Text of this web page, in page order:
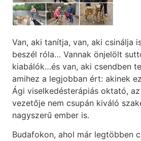
Van, aki tanítja, van, aki csinálja
beszél róla… Vannak önjelölt
kiabálók…és van, aki csendben
amihez a legjobban ért: akinek
Ági viselkedésterápiás oktató,
vezetője nem csupán kiváló
nagyszerű ember is.
Budafokon, ahol már legtöbben